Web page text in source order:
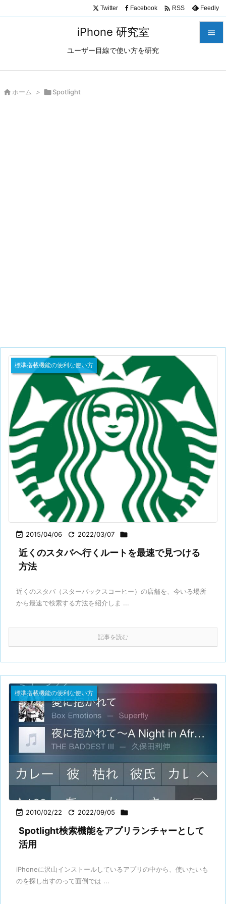
iPhone 研究室
ユーザー目線で使い方を研究

Twitter Facebook  RSS Feedly
 ホーム > Spotlight
 2015/04/06  2022/03/07 
標準搭載機能の便利な使い方
近くのスタバへ行くルートを最速で見つける
方法
近くのスタバ（スターバックスコーヒー）の店舗を、今いる場所
から最速で検索する方法を紹介しま ...
記事を読む
 2010/02/22  2022/09/05 
標準搭載機能の便利な使い方
Spotlight検索機能をアプリランチャーとして
活用
iPhoneに沢山インストールしているアプリの中から、使いたいも
のを探し出すのって面倒では ...